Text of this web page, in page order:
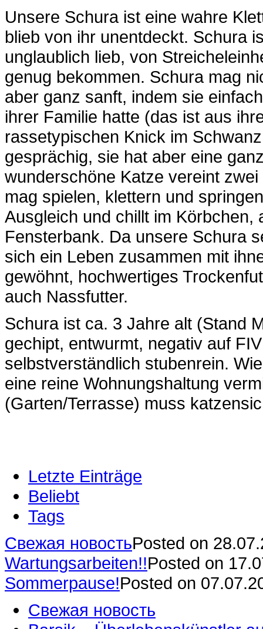
Unsere Schura ist eine wahre
blieb von ihr unentdeckt. Schura
unglaublich lieb, von
genug bekommen. Schura mag
aber ganz sanft, indem sie
ihrer Familie hatte (das ist aus
rassetypischen Knick im
gesprächig, sie hat aber eine
wunderschöne Katze vereint
mag spielen, klettern und
Ausgleich und chillt im Körbchen,
Fensterbank. Da unsere Schura
sich ein Leben zusammen mit
gewöhnt, hochwertiges
auch Nassfutter.
Schura ist ca. 3 Jahre alt (Stand
gechipt, entwurmt, negativ auf
selbstverständlich stubenrein.
eine reine Wohnungshaltung
(Garten/Terrasse) muss
Letzte Einträge
Beliebt
Tags
Свежая новостьPosted on
Wartungsarbeiten!!Posted on
Sommerpause!Posted on
Свежая новость